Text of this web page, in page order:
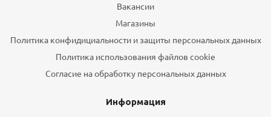
Вакансии
Магазины
Политика конфидициальности и защиты персональных данных
Политика использования файлов cookie
Согласие на обработку персональных данных
Информация